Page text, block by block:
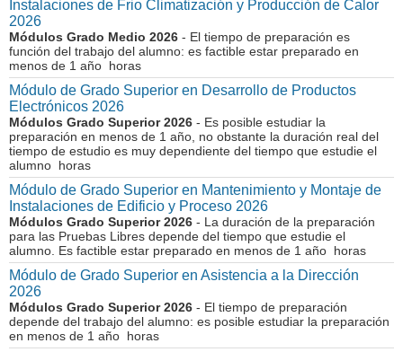
Instalaciones de Frio Climatización y Producción de Calor
2026
Módulos Grado Medio 2026 - El tiempo de preparación es
función del trabajo del alumno: es factible estar preparado en
menos de 1 año horas
Módulo de Grado Superior en Desarrollo de Productos
Electrónicos 2026
Módulos Grado Superior 2026 - Es posible estudiar la
preparación en menos de 1 año, no obstante la duración real del
tiempo de estudio es muy dependiente del tiempo que estudie el
alumno horas
Módulo de Grado Superior en Mantenimiento y Montaje de
Instalaciones de Edificio y Proceso 2026
Módulos Grado Superior 2026 - La duración de la preparación
para las Pruebas Libres depende del tiempo que estudie el
alumno. Es factible estar preparado en menos de 1 año horas
Módulo de Grado Superior en Asistencia a la Dirección
2026
Módulos Grado Superior 2026 - El tiempo de preparación
depende del trabajo del alumno: es posible estudiar la preparación
en menos de 1 año horas